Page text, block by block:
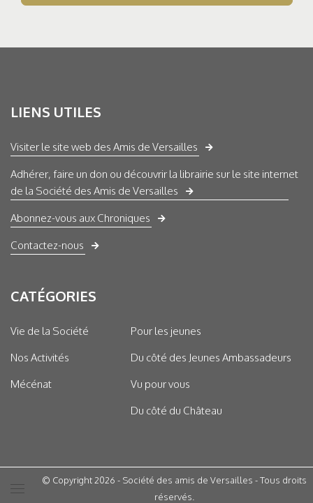
LIENS UTILES
Visiter le site web des Amis de Versailles
Adhérer, faire un don ou découvrir la librairie sur le site internet
de la Société des Amis de Versailles
Abonnez-vous aux Chroniques
Contactez-nous
CATÉGORIES
Vie de la Société
Nos Activités
Mécénat
Pour les jeunes
Du côté des Jeunes Ambassadeurs
Vu pour vous
Du côté du Château
© Copyright 2026 - Société des amis de Versailles - Tous droits
réservés.